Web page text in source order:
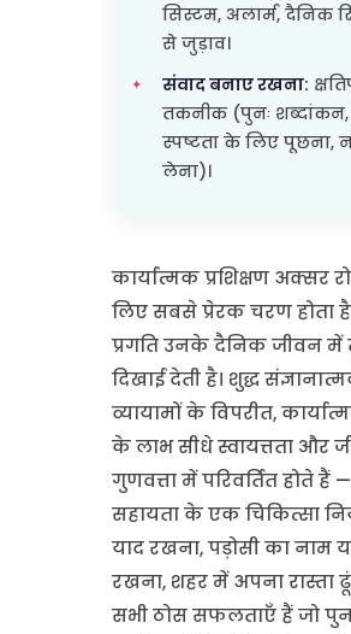
सिस्टम, अलार्म, दैनिक
से जुड़ाव।
संवाद बनाए रखना:
तकनीक (पुनः शब्दांकन,
स्पष्टता के लिए पूछना,
लेना)।
कार्यात्मक प्रशिक्षण अक्सर
लिए सबसे प्रेरक चरण होता
प्रगति उनके दैनिक जीवन में
दिखाई देती है। शुद्ध
व्यायामों के विपरीत,
के लाभ सीधे स्वायत्तता और
गुणवत्ता में परिवर्तित होते हैं
सहायता के एक चिकित्सा
याद रखना, पड़ोसी का नाम
रखना, शहर में अपना रास्ता
सभी ठोस सफलताएँ हैं जो